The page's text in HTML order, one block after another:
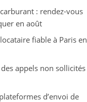
: rendez-vous
en août
fiable à Paris en
appels non sollicités
d’envoi de